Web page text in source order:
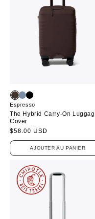
Espresso
The Hybrid Carry-On
Cover
Prix
habituel
$58.00 USD
AJOUTER AU PANIER